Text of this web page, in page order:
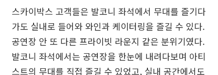
스카이박스 고객들은 발코니 좌석에서 무대를 즐기다
가도 실내로 들어와 와인과 케이터링을 즐길 수 있다.
공연장 안 또 다른 프라이빗 라운지 같은 분위기였다.
발코니 좌석에서는 공연장을 한눈에 내려다보며 아티
스트의 무대를 직접 즐길 수 있었고, 실내 공간에서도